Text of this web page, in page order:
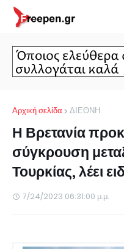
Αρχική σελίδα ΔΙΕΘΝΗ
Η Βρετανία
σύγκρουση
Τουρκίας, λέει
7/24/2023 06:31:00 μ.μ.